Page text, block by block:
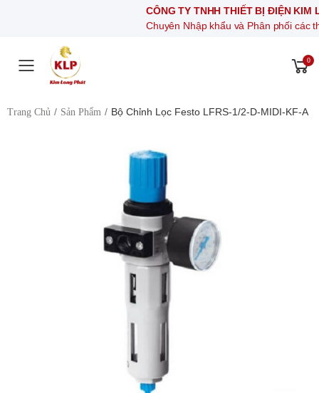
CÔNG TY TNHH THIẾT BỊ ĐIỆN KIM LONG
Chuyên Nhập khẩu và Phân phối các thiết bị
Toggle mobile menu
0
Trang Chủ Sản Phẩm Bộ Chỉnh Lọc Festo LFRS-1/2-D-MIDI-KF-A